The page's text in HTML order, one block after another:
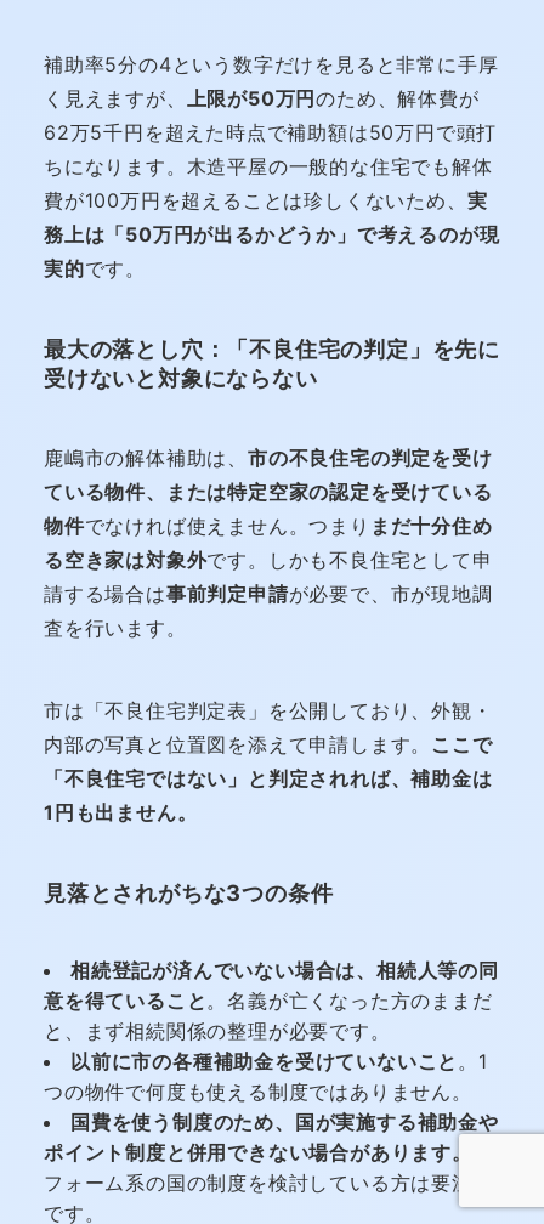
補助率5分の4という数字だけを見ると非常に手厚
く見えますが、 上限が50万円のため、解体費が
62万5千円を超えた時点で補助額は50万円で頭打
ちになります。木造平屋の一般的な住宅でも解体
費が100万円を超えることは珍しくないため、 実
務上は「50万円が出るかどうか」で考えるのが現
実的です。
最大の落とし穴：「不良住宅の判定」を先に
受けないと対象にならない
鹿嶋市の解体補助は、 市の不良住宅の判定を受け
ている物件、または特定空家の認定を受けている
物件でなければ使えません。つまり まだ十分住め
る空き家は対象外です。しかも不良住宅として申
請する場合は事前判定申請が必要で、市が現地調
査を行います。
市は「不良住宅判定表」を公開しており、外観・
内部の写真と位置図を添えて申請します。 ここで
「不良住宅ではない」と判定されれば、補助金は
1円も出ません。
見落とされがちな3つの条件
相続登記が済んでいない場合は、相続人等の同
意を得ていること。名義が亡くなった方のままだ
と、まず相続関係の整理が必要です。
以前に市の各種補助金を受けていないこと 。1
つの物件で何度も使える制度ではありません。
国費を使う制度のため、国が実施する補助金や
ポイント制度と併用できない場合があります。
フォーム系の国の制度を検討している方は要注意
です。